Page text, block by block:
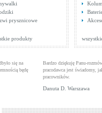
Tres CUADRO
Cena: 1 033,00 zł WIĘCEJ
prysznicowe
produkty
się na
będę
Bardzo dziękuję Panu-
pracodawca jest świadomy,
pracowników.
Danuta D. Warszawa